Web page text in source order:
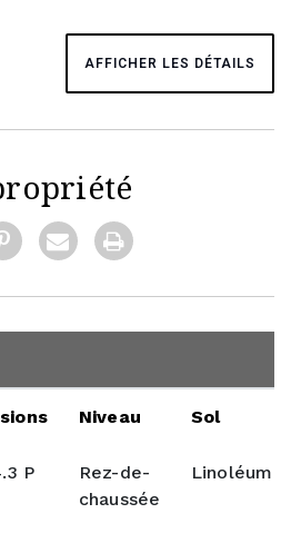
AFFICHER LES DÉTAILS
Niveau Sol
P
Rez-de-
chaussée
Linoléum